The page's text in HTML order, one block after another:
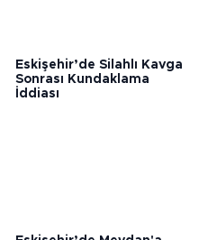
Eskişehir’de Silahlı Kavga
Sonrası Kundaklama
İddiası